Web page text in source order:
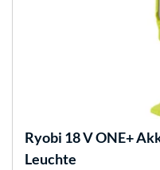
Ryobi 18 V ONE+
Leuchte